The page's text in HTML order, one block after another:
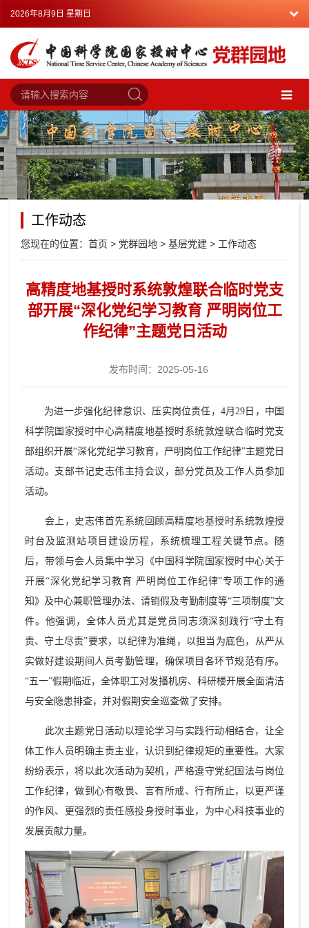
2026年8月9日 星期日
工作动态
您现在的位置： 首页 > 党群园地 > 基层党建 > 工作动态
高精度地基授时系统敦煌联合临时党支
部开展“深化党纪学习教育 严明岗位工
作纪律”主题党日活动
发布时间：2025-05-16
为进一步强化纪律意识、压实岗位责任，4月29日，中国
科学院国家授时中心高精度地基授时系统敦煌联合临时党支
部组织开展“深化党纪学习教育，严明岗位工作纪律”主题党日
活动。支部书记史志伟主持会议，部分党员及工作人员参加
活动。
会上，史志伟首先系统回顾高精度地基授时系统敦煌授
时台及监测站项目建设历程，系统梳理工程关键节点。随
后，带领与会人员集中学习《中国科学院国家授时中心关于
开展“深化党纪学习教育 严明岗位工作纪律”专项工作的通
知》及中心兼职管理办法、请销假及考勤制度等“三项制度”文
件。他强调，全体人员尤其是党员同志须深刻践行“守土有
责、守土尽责”要求，以纪律为准绳，以担当为底色，从严从
实做好建设期间人员考勤管理，确保项目各环节规范有序。
“五一”假期临近，全体职工对发播机房、科研楼开展全面清洁
与安全隐患排查，并对假期安全巡查做了安排。
此次主题党日活动以理论学习与实践行动相结合，让全
体工作人员明确主责主业，认识到纪律规矩的重要性。大家
纷纷表示，将以此次活动为契机，严格遵守党纪国法与岗位
工作纪律，做到心有敬畏、言有所戒、行有所止，以更严谨
的作风、更强烈的责任感投身授时事业，为中心科技事业的
发展贡献力量。